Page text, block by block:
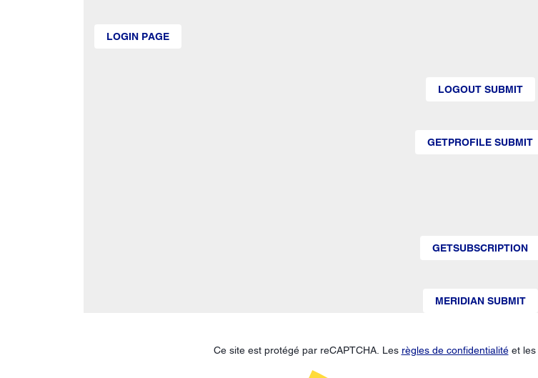
LOGIN PAGE
LOGOUT SUBMIT
GETPROFILE SUBMIT
GETSUBSCRIPTION
MERIDIAN SUBMIT
Ce site est protégé par reCAPTCHA. Les règles de confidentialitéet les